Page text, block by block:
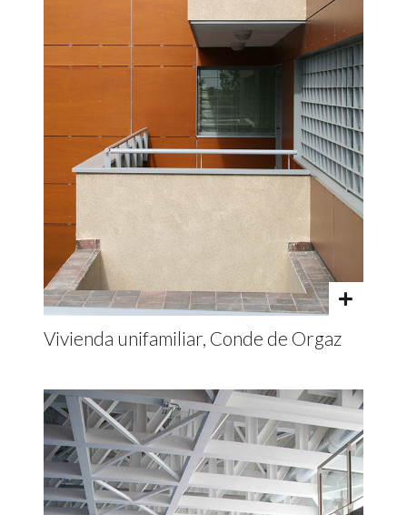
Vivienda unifamiliar, Conde de Orgaz